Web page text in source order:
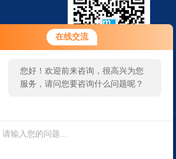
在线交流
您好！欢迎前来咨询，很高兴为您
服务，请问您要咨询什么问题呢？
扫一扫 微信咨询